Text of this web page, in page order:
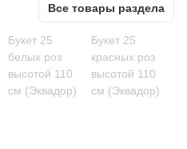
Все товары раздела
Букет 25
белых роз
высотой 110
см (Эквадор)
Букет 25
красных роз
высотой 110
см (Эквадор)